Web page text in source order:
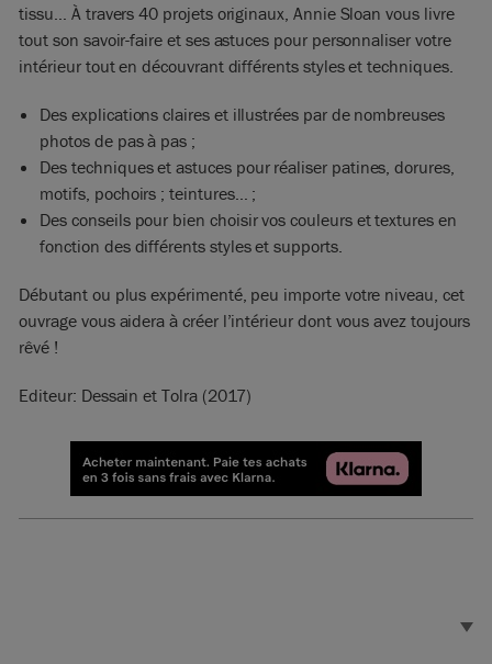
tissu… À travers 40 projets originaux, Annie Sloan vous livre
tout son savoir-faire et ses astuces pour personnaliser votre
intérieur tout en découvrant différents styles et techniques.
Des explications claires et illustrées par de nombreuses
photos de pas à pas ;
Des techniques et astuces pour réaliser patines, dorures,
motifs, pochoirs ; teintures… ;
Des conseils pour bien choisir vos couleurs et textures en
fonction des différents styles et supports.
Débutant ou plus expérimenté, peu importe votre niveau, cet
ouvrage vous aidera à créer l’intérieur dont vous avez toujours
rêvé !
Editeur: Dessain et Tolra (2017)